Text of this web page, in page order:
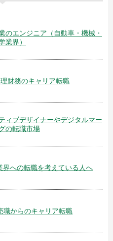
のエンジニア（自動車・機械・
業界）
財務のキャリア転職
ィブデザイナーやデジタルマー
の転職市場
界への転職を考えている人へ
職からのキャリア転職